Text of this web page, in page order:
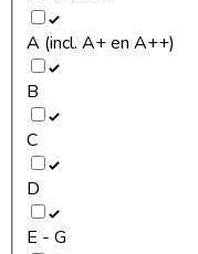
A (incl. A+ en A++)
B
C
D
E - G